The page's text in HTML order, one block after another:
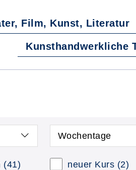
Film, Kunst, Literatur
Kunsthandwerkliche
Wochentage
(41) neuer Kurs (2)